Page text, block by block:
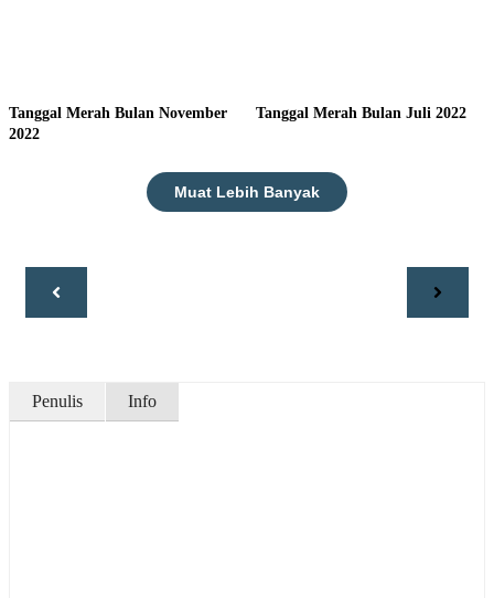
Tanggal Merah Bulan November
2022
Tanggal Merah Bulan Juli 2022
Muat Lebih Banyak
Penulis Info